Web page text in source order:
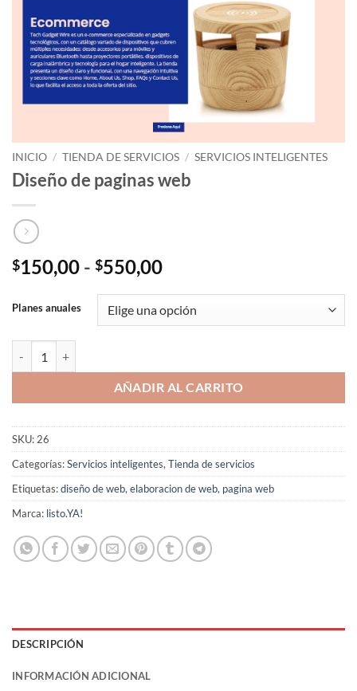
INICIO / TIENDA DE SERVICIOS / SERVICIOS INTELIGENTES
Diseño de paginas web
$150,00 - $550,00Rango
precios:
desde
$550,00
Planes anuales
AÑADIR AL CARRITO
SKU: 26
Categorías:Servicios inteligentes, Tienda de servicios
Etiquetas:diseño de web, elaboracion de web, pagina web
Marca: listo.YA!
DESCRIPCIÓN
INFORMACIÓN ADICIONAL